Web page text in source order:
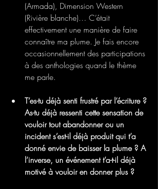
(Armada), Dimension Western
(Rivière blanche)… C’était
effectivement une manière de faire
connaître ma plume. Je fais encore
occasionnellement des participations
à des anthologies quand le thème
me parle.
T’es-tu déjà senti frustré par l’écriture ?
As-tu déjà ressenti cette sensation de
vouloir tout abandonner ou un
incident s’est-il déjà produit qui t’a
donné envie de baisser la plume ? A
l’inverse, un événement t’a-t-il déjà
motivé à vouloir en donner plus ?